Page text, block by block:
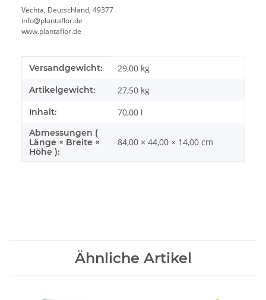
Vechta, Deutschland, 49377
info@plantaflor.de
www.plantaflor.de
Produkteigenschaft
Wert
Versandgewicht: 29,00 kg
Artikelgewicht: 27,50 kg
Inhalt: 70,00 l
Abmessungen (
Länge × Breite ×
Höhe ):
84,00 × 44,00 × 14,00 cm
Ähnliche Artikel